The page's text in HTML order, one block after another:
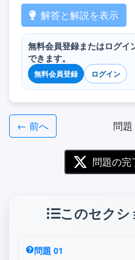
解答と解説を表示
無料会員登録またはログイ
できます。
無料会員登録 ログイン
← 前へ 問
問題の完
このセクシ
問題 01